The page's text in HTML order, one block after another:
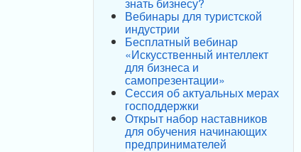
Вебинары для туристской
индустрии
Бесплатный вебинар
«Искусственный интеллект
для бизнеса и
самопрезентации»
Сессия об актуальных мерах
господдержки
Открыт набор наставников
для обучения начинающих
предпринимателей